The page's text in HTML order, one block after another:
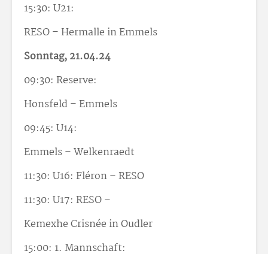
15:30: U21:
RESO – Hermalle in Emmels
Sonntag, 21.04.24
09:30: Reserve:
Honsfeld – Emmels
09:45: U14:
Emmels – Welkenraedt
11:30: U16: Fléron – RESO
11:30: U17: RESO –
Kemexhe Crisnée in Oudler
15:00: 1. Mannschaft: